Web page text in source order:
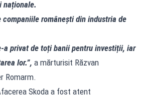
naționale.
românești din industria de
a privat de toți banii pentru investiții, iar
lor.”, a mărturisit Răzvan
Romarm.
Skoda a fost atent